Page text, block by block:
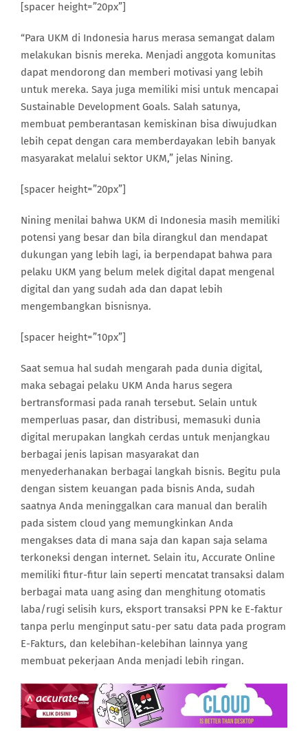
[spacer height=”20px”]
“Para UKM di Indonesia harus merasa semangat dalam
melakukan bisnis mereka. Menjadi anggota komunitas
dapat mendorong dan memberi motivasi yang lebih
untuk mereka. Saya juga memiliki misi untuk mencapai
Sustainable Development Goals. Salah satunya,
membuat pemberantasan kemiskinan bisa diwujudkan
lebih cepat dengan cara memberdayakan lebih banyak
masyarakat melalui sektor UKM,” jelas Nining.
[spacer height=”20px”]
Nining menilai bahwa UKM di Indonesia masih memiliki
potensi yang besar dan bila dirangkul dan mendapat
dukungan yang lebih lagi, ia berpendapat bahwa para
pelaku UKM yang belum melek digital dapat mengenal
digital dan yang sudah ada dan dapat lebih
mengembangkan bisnisnya.
[spacer height=”10px”]
Saat semua hal sudah mengarah pada dunia digital,
maka sebagai pelaku UKM Anda harus segera
bertransformasi pada ranah tersebut. Selain untuk
memperluas pasar, dan distribusi, memasuki dunia
digital merupakan langkah cerdas untuk menjangkau
berbagai jenis lapisan masyarakat dan
menyederhanakan berbagai langkah bisnis. Begitu pula
dengan sistem keuangan pada bisnis Anda, sudah
saatnya Anda meninggalkan cara manual dan beralih
pada sistem cloud yang memungkinkan Anda
mengakses data di mana saja dan kapan saja selama
terkoneksi dengan internet. Selain itu, Accurate Online
memiliki fitur-fitur lain seperti mencatat transaksi dalam
berbagai mata uang asing dan menghitung otomatis
laba/rugi selisih kurs, eksport transaksi PPN ke E-faktur
tanpa perlu menginput satu-per satu data pada program
E-Fakturs, dan kelebihan-kelebihan lainnya yang
membuat pekerjaan Anda menjadi lebih ringan.